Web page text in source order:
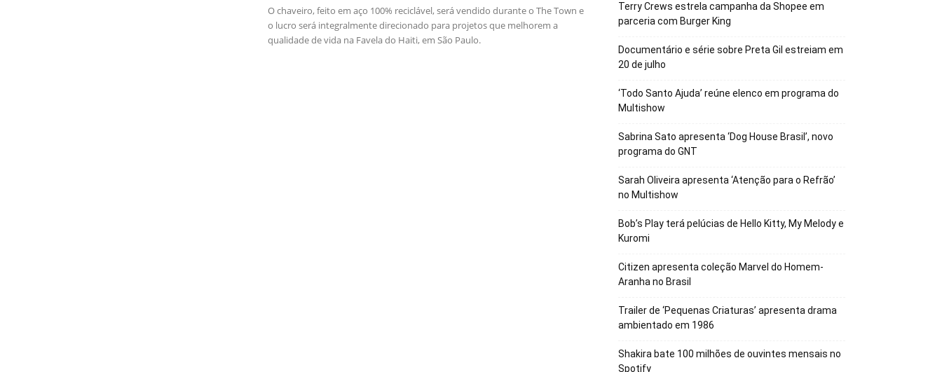
O chaveiro, feito em aço 100% reciclável, será vendido durante o The Town e
o lucro será integralmente direcionado para projetos que melhorem a
qualidade de vida na Favela do Haiti, em São Paulo.
Terry Crews estrela campanha da Shopee em
parceria com Burger King
Documentário e série sobre Preta Gil estreiam em
20 de julho
‘Todo Santo Ajuda’ reúne elenco em programa do
Multishow
Sabrina Sato apresenta ‘Dog House Brasil’, novo
programa do GNT
Sarah Oliveira apresenta ‘Atenção para o Refrão’
no Multishow
Bob’s Play terá pelúcias de Hello Kitty, My Melody e
Kuromi
Citizen apresenta coleção Marvel do Homem-
Aranha no Brasil
Trailer de ‘Pequenas Criaturas’ apresenta drama
ambientado em 1986
Shakira bate 100 milhões de ouvintes mensais no
Spotify